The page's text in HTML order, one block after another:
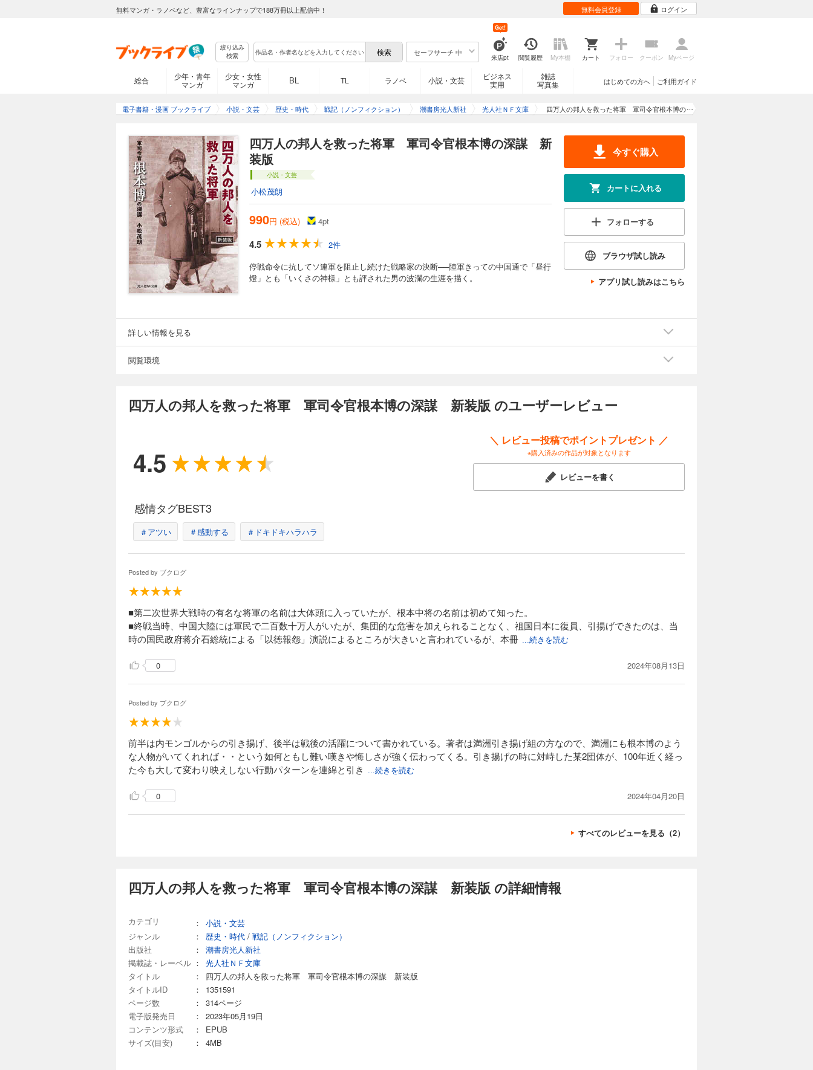
無料マンガ・ラノベなど、豊富なラインナップで188万冊以上配信中！ 無料会員登録 ログイン
絞り込み
検索
セーフサーチ 中
来店pt
Get!
閲覧履歴 My本棚 カート フォロー クーポン Myページ
総合
少年・青年
マンガ
少女・女性
マンガ
BL TL ラノベ 小説・文芸
ビジネス
実用
雑誌
写真集
ご利用ガイド
はじめての方へ
電子書籍・漫画 ブックライブ 小説・文芸 歴史・時代 戦記（ノンフィクション） 潮書房光人新社 光人社ＮＦ文庫
四万人の邦人を救った将軍 軍司令官根本博の
四万人の邦人を救った将軍 軍司令官根本博の深謀 新
装版
小説・文芸
小松茂朗
990円 (税込) 4pt
4.5
2件
停戦命令に抗してソ連軍を阻止し続けた戦略家の決断──陸軍きっての中国通で「昼行
燈」とも「いくさの神様」とも評された男の波瀾の生涯を描く。
今すぐ購入
カートに入れる
フォローする
ブラウザ試し読み
アプリ試し読みはこちら
詳しい情報を見る
閲覧環境
四万人の邦人を救った将軍 軍司令官根本博の深謀 新装版 のユーザーレビュー
4.5
＼ レビュー投稿でポイントプレゼント ／
※購入済みの作品が対象となります
レビューを書く
感情タグBEST3
＃アツい ＃感動する ＃ドキドキハラハラ
Posted by ブクログ
■第二次世界大戦時の有名な将軍の名前は大体頭に入っていたが、根本中将の名前は初めて知った。
■終戦当時、中国大陸には軍民で二百数十万人がいたが、集団的な危害を加えられることなく、祖国日本に復員、引揚げできたのは、当
時の国民政府蒋介石総統による「以徳報怨」演説によるところが大きいと言われているが、本冊 ...続きを読む
0 2024年08月13日
Posted by ブクログ
前半は内モンゴルからの引き揚げ、後半は戦後の活躍について書かれている。著者は満洲引き揚げ組の方なので、満洲にも根本博のよう
な人物がいてくれれば・・という如何ともし難い嘆きや悔しさが強く伝わってくる。引き揚げの時に対峙した某2団体が、100年近く経っ
た今も大して変わり映えしない行動パターンを連綿と引き
...続きを読む
0 2024年04月20日
すべてのレビューを見る（2）
四万人の邦人を救った将軍 軍司令官根本博の深謀 新装版 の詳細情報
カテゴリ ：
小説・文芸
ジャンル
： 歴史・時代 / 戦記（ノンフィクション）
出版社
：
潮書房光人新社
掲載誌・レーベル ：
光人社ＮＦ文庫
タイトル
：
四万人の邦人を救った将軍 軍司令官根本博の深謀 新装版
タイトルID
：
1351591
ページ数
：
314ページ
電子版発売日
：
2023年05月19日
コンテンツ形式
：
EPUB
サイズ(目安)
： 4MB